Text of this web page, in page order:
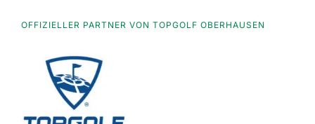
OFFIZIELLER PARTNER VON TOPGOLF OBERHAUSEN